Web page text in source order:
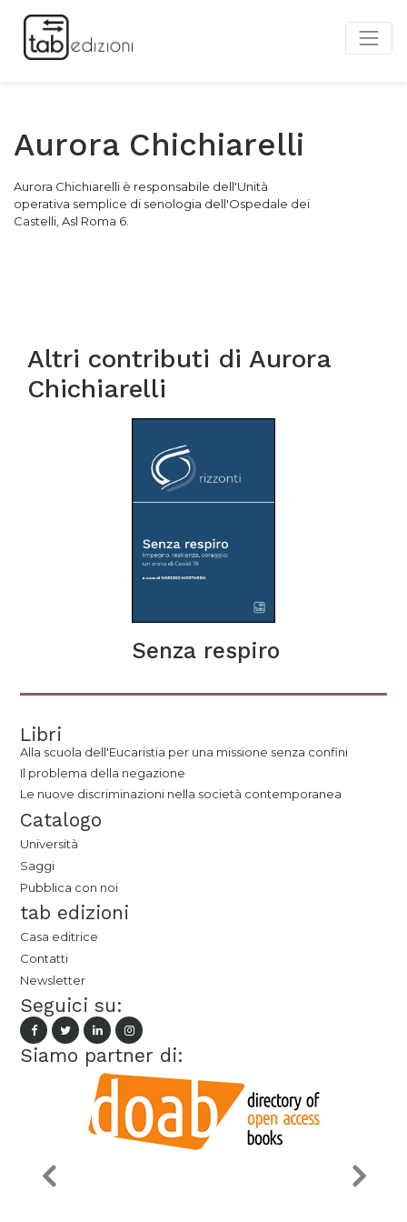
Aurora Chichiarelli
Aurora Chichiarelli è responsabile dell'Unità
operativa semplice di senologia dell'Ospedale dei
Castelli, Asl Roma 6.
Altri contributi di Aurora
Chichiarelli
Senza respiro
Libri
Alla scuola dell'Eucaristia per una missione senza confini
Il problema della negazione
Le nuove discriminazioni nella società contemporanea
Catalogo
Università
Saggi
Pubblica con noi
tab edizioni
Casa editrice
Contatti
Newsletter
Seguici su:
Siamo partner di: